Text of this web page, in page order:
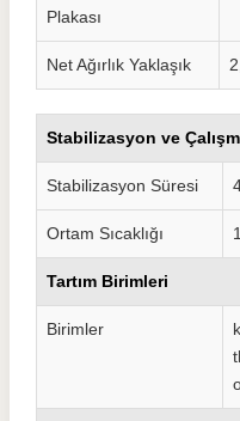
Plakası
Net Ağırlık Yaklaşık
Stabilizasyon ve
Stabilizasyon Süresi
Ortam Sıcaklığı
Tartım Birimleri
Birimler